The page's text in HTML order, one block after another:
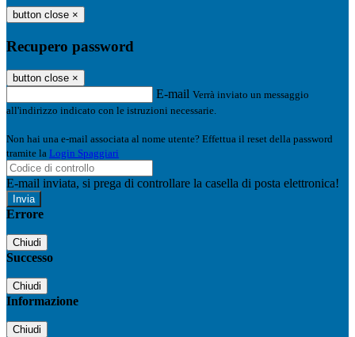
button close ×
Recupero password
button close ×
E-mail Verrà inviato un messaggio
all'indirizzo indicato con le istruzioni necessarie.
Non hai una e-mail associata al nome utente? Effettua il reset della password
tramite la Login Spaggiari
E-mail inviata, si prega di controllare la casella di posta elettronica!
Errore
Chiudi
Successo
Chiudi
Informazione
Chiudi